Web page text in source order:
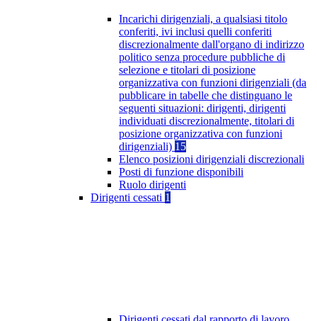
Incarichi dirigenziali, a qualsiasi titolo
conferiti, ivi inclusi quelli conferiti
discrezionalmente dall'organo di indirizzo
politico senza procedure pubbliche di
selezione e titolari di posizione
organizzativa con funzioni dirigenziali (da
pubblicare in tabelle che distinguano le
seguenti situazioni: dirigenti, dirigenti
individuati discrezionalmente, titolari di
posizione organizzativa con funzioni
dirigenziali) 15
Elenco posizioni dirigenziali discrezionali
Posti di funzione disponibili
Ruolo dirigenti
Dirigenti cessati 1